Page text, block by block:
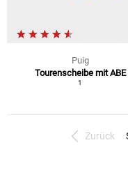
Puig
Tourenscheibe mit ABE
1
Zurück